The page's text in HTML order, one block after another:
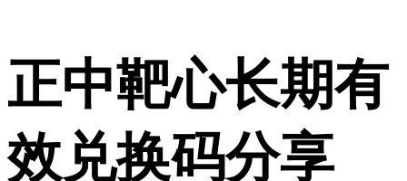
正中靶心长期有
效兑换码分享